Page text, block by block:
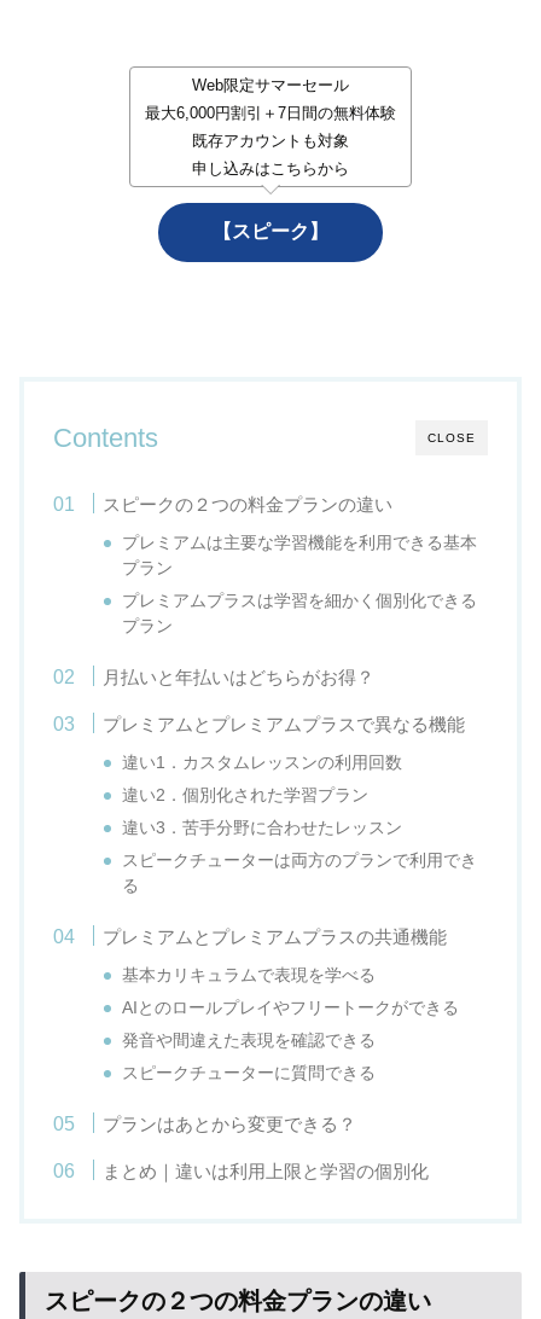
Web限定サマーセール
最大6,000円割引＋7日間の無料体験
既存アカウントも対象
申し込みはこちらから
【スピーク】
CLOSE
Contents
スピークの２つの料金プランの違い
プレミアムは主要な学習機能を利用できる基本
プラン
プレミアムプラスは学習を細かく個別化できる
プラン
月払いと年払いはどちらがお得？
プレミアムとプレミアムプラスで異なる機能
違い1．カスタムレッスンの利用回数
違い2．個別化された学習プラン
違い3．苦手分野に合わせたレッスン
スピークチューターは両方のプランで利用でき
る
プレミアムとプレミアムプラスの共通機能
基本カリキュラムで表現を学べる
AIとのロールプレイやフリートークができる
発音や間違えた表現を確認できる
スピークチューターに質問できる
プランはあとから変更できる？
まとめ｜違いは利用上限と学習の個別化
スピークの２つの料金プランの違い